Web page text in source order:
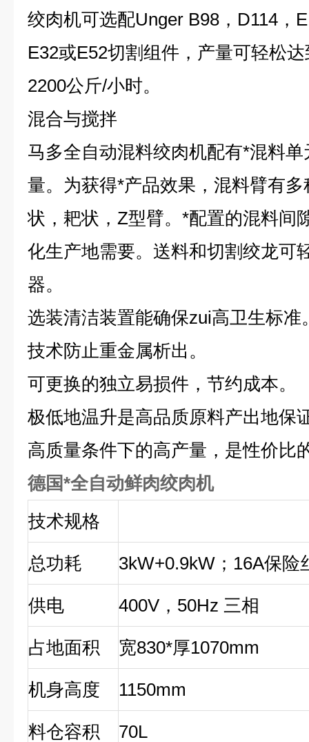
绞肉机可选配Unger B98，D114，
E32或E52切割组件，产量可轻松
2200公斤/小时。
混合与搅拌
马多全自动混料绞肉机配有*混料
量。为获得*产品效果，混料臂有
状，耙状，Z型臂。*配置的混料间
化生产地需要。送料和切割绞龙可
器。
选装清洁装置能确保zui高卫生标准
技术防止重金属析出。
可更换的独立易损件，节约成本。
极低地温升是高品质原料产出地保
高质量条件下的高产量，是性价比
德国*全自动鲜肉绞肉机
技术规格
总功耗 3kW+0.9kW ；16A保险
供电 400V ，50Hz 三相
占地面积 宽830*厚1070mm
机身高度 1150mm
料仓容积 70L